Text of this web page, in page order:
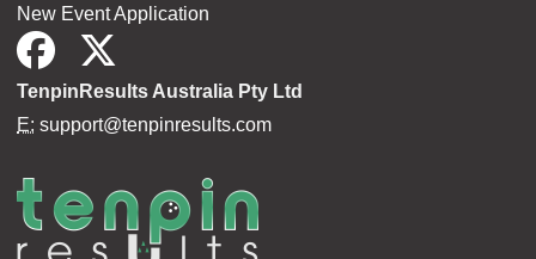
New Event Application
TenpinResults Australia Pty Ltd
E: support@tenpinresults.com